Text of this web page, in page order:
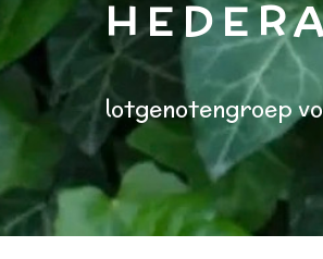
H E D E R A
lotgenotengroep